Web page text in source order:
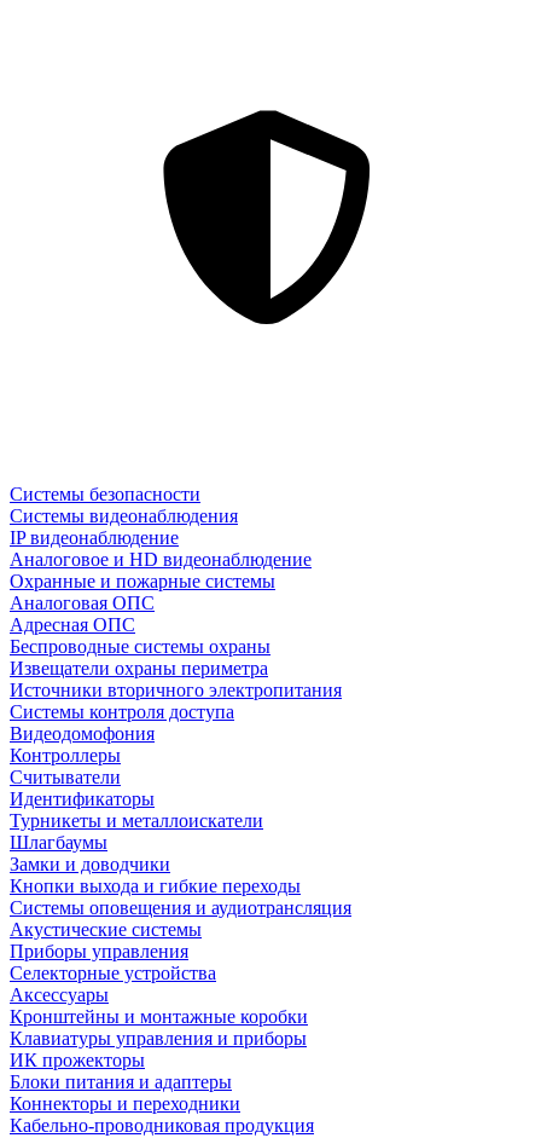
Системы безопасности
Системы видеонаблюдения
IP видеонаблюдение
Аналоговое и HD видеонаблюдение
Охранные и пожарные системы
Аналоговая ОПС
Адресная ОПС
Беспроводные системы охраны
Извещатели охраны периметра
Источники вторичного электропитания
Системы контроля доступа
Видеодомофония
Контроллеры
Считыватели
Идентификаторы
Турникеты и металлоискатели
Шлагбаумы
Замки и доводчики
Кнопки выхода и гибкие переходы
Системы оповещения и аудиотрансляция
Акустические системы
Приборы управления
Селекторные устройства
Аксессуары
Кронштейны и монтажные коробки
Клавиатуры управления и приборы
ИК прожекторы
Блоки питания и адаптеры
Коннекторы и переходники
Кабельно-проводниковая продукция